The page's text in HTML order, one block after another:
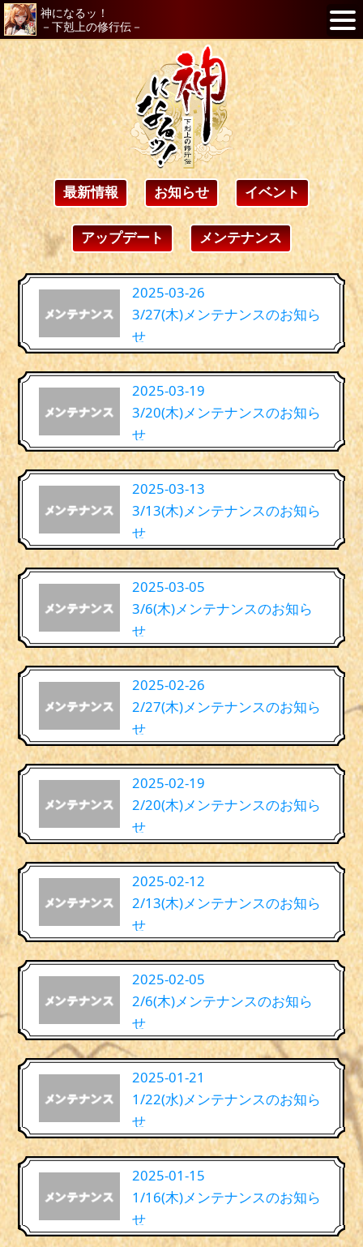
神になるッ！
－下剋上の修行伝－
最新情報 お知らせ イベント
アップデート メンテナンス
2025-03-26
3/27(木)メンテナンスのお知ら
せ
2025-03-19
3/20(木)メンテナンスのお知ら
せ
2025-03-13
3/13(木)メンテナンスのお知ら
せ
2025-03-05
3/6(木)メンテナンスのお知ら
せ
2025-02-26
2/27(木)メンテナンスのお知ら
せ
2025-02-19
2/20(木)メンテナンスのお知ら
せ
2025-02-12
2/13(木)メンテナンスのお知ら
せ
2025-02-05
2/6(木)メンテナンスのお知ら
せ
2025-01-21
1/22(水)メンテナンスのお知ら
せ
2025-01-15
1/16(木)メンテナンスのお知ら
せ